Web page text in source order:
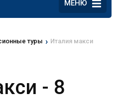
МЕНЮ
туры › Италия макси
- 8